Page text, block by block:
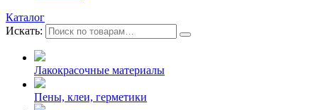
Каталог
Искать:
Лакокрасочные материалы
Пены, клеи, герметики